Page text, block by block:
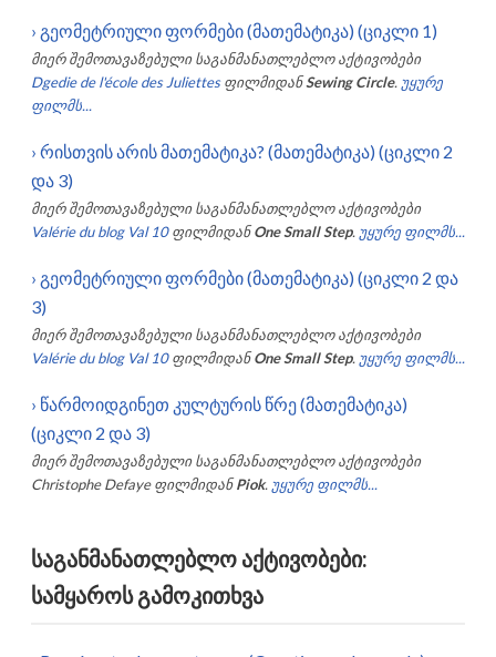
› გეომეტრიული ფორმები (მათემატიკა) (ციკლი 1)
მიერ შემოთავაზებული საგანმანათლებლო აქტივობები
Dgedie de l'école des Juliettes ფილმიდანSewing Circle. უყურე
ფილმს...
› რისთვის არის მათემატიკა? (მათემატიკა) (ციკლი 2
და 3)
მიერ შემოთავაზებული საგანმანათლებლო აქტივობები
Valérie du blog Val 10 ფილმიდან One Small Step. უყურე ფილმს...
› გეომეტრიული ფორმები (მათემატიკა) (ციკლი 2 და
3)
მიერ შემოთავაზებული საგანმანათლებლო აქტივობები
Valérie du blog Val 10 ფილმიდან One Small Step. უყურე ფილმს...
› წარმოიდგინეთ კულტურის წრე (მათემატიკა)
(ციკლი 2 და 3)
მიერ შემოთავაზებული საგანმანათლებლო აქტივობები
Christophe Defaye ფილმიდან Piok. უყურე ფილმს...
საგანმანათლებლო აქტივობები:
სამყაროს გამოკითხვა